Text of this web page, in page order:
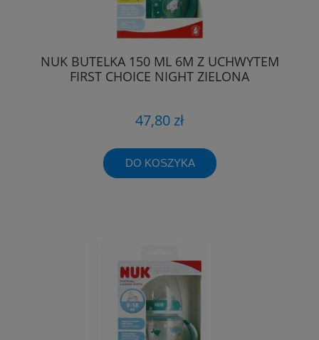
NUK BUTELKA 150 ML 6M Z UCHWYTEM
FIRST CHOICE NIGHT ZIELONA
47,80 zł
DO KOSZYKA